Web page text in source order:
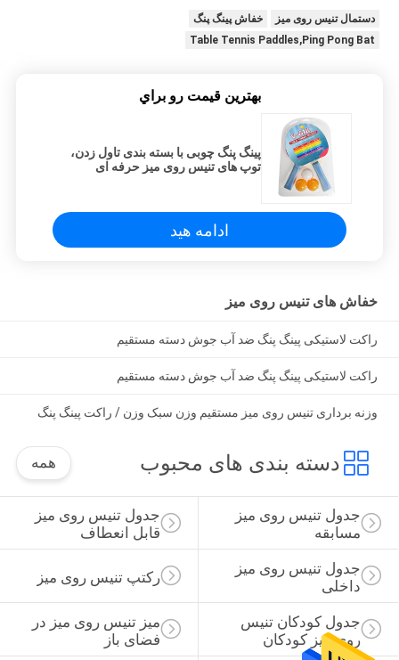
دستمال تنیس روی میز
خفاش پینگ پنگ
Table Tennis Paddles,Ping Pong Bat
بهترين قيمت رو براي
پینگ پنگ چوبی با بسته بندی تاول زدن،
توپ های تنیس روی میز حرفه ای
ادامه هید
خفاش های تنیس روی میز
راکت لاستیکی پینگ پنگ ضد آب جوش دسته مستقیم
راکت لاستیکی پینگ پنگ ضد آب جوش دسته مستقیم
وزنه برداری تنیس روی میز مستقیم وزن سبک وزن / راکت پینگ پنگ
دسته بندی های محبوب همه
جدول تنیس روی میز
قابل انعطاف
جدول تنیس روی میز
مسابقه
رکتپ تنیس روی میز
جدول تنیس روی میز
داخلی
میز تنیس روی میز در
فضای باز
جدول کودکان تنیس
روی میز کودکان